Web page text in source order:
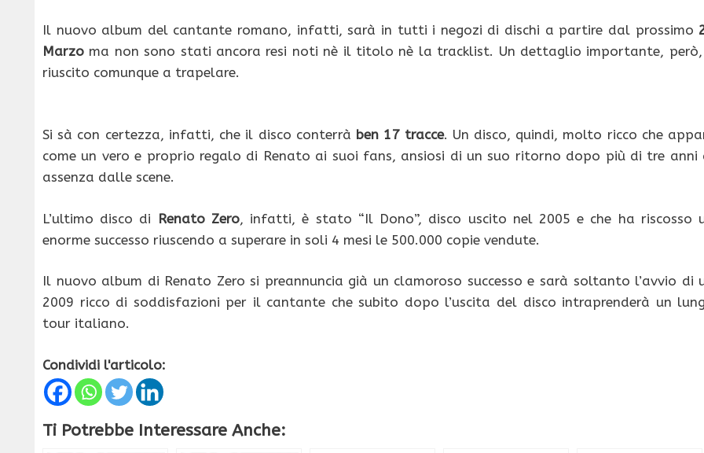
Il nuovo album del cantante romano, infatti, sarà in tutti i negozi di dischi a partire dal prossimo
Marzo ma non sono stati ancora resi noti nè il titolo nè la tracklist. Un dettaglio importante, però,
riuscito comunque a trapelare.
Si sà con certezza, infatti, che il disco conterrà ben 17 tracce. Un disco, quindi, molto ricco che
come un vero e proprio regalo di Renato ai suoi fans, ansiosi di un suo ritorno dopo più di tre anni
assenza dalle scene.
L’ultimo disco di Renato Zero, infatti, è stato “Il Dono”, disco uscito nel 2005 e che ha riscosso
enorme successo riuscendo a superare in soli 4 mesi le 500.000 copie vendute.
Il nuovo album di Renato Zero si preannuncia già un clamoroso successo e sarà soltanto l’avvio di
2009 ricco di soddisfazioni per il cantante che subito dopo l’uscita del disco intraprenderà un
tour italiano.
Condividi l'articolo:
Ti Potrebbe Interessare Anche: